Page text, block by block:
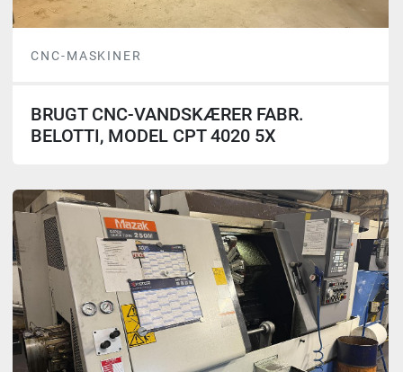
CNC-MASKINER
BRUGT CNC-VANDSKÆRER FABR.
BELOTTI, MODEL CPT 4020 5X